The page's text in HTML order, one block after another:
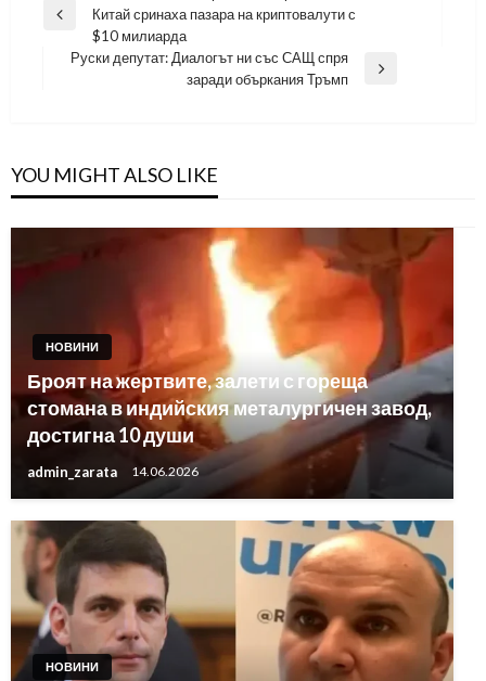
Previous
Китай сринаха пазара на криптовалути с
$10 милиарда
Руски депутат: Диалогът ни със САЩ спря
заради объркания Тръмп
YOU MIGHT ALSO LIKE
НОВИНИ
Броят на жертвите, залети с гореща
стомана в индийския металургичен завод,
достигна 10 души
admin_zarata 14.06.2026
НОВИНИ